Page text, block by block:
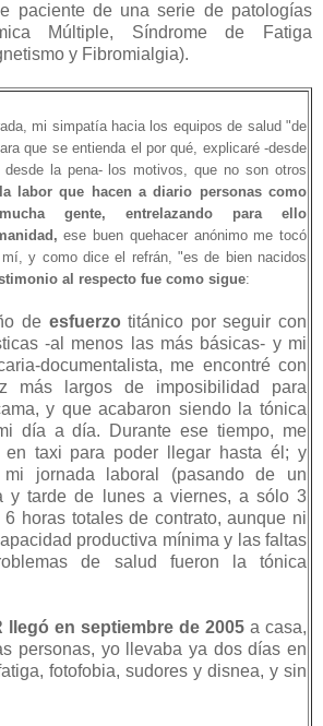
paciente de una serie de patologías
Múltiple, Síndrome de Fatiga
y Fibromialgia).
mi simpatía hacia los equipos de salud "de
que se entienda el por qué, explicaré -desde
desde la pena- los motivos, que no son otros
labor que hacen a diario personas como
gente, entrelazando para ello
ese buen quehacer anónimo me tocó
y como dice el refrán, "es de bien nacidos
al respecto fue como sigue:
de esfuerzo titánico por seguir con
-al menos las más básicas- y mi
documentalista, me encontré con
más largos de imposibilidad para
y que acabaron siendo la tónica
día a día. Durante ese tiempo, me
en taxi para poder llegar hasta él; y
jornada laboral (pasando de un
y tarde de lunes a viernes, a sólo 3
6 horas totales de contrato, aunque ni
productiva mínima y las faltas
de salud fueron la tónica
llegó en septiembre de 2005 a casa,
personas, yo llevaba ya dos días en
fotofobia, sudores y disnea, y sin